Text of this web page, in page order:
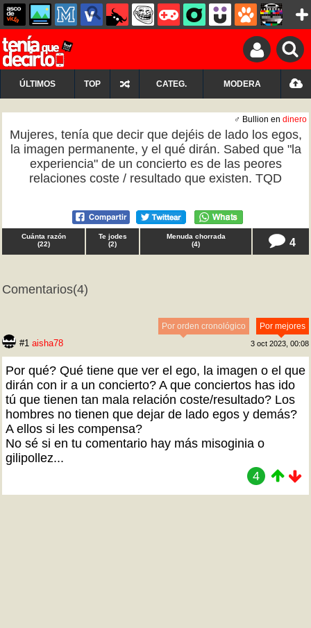
ÚLTIMOS TOP CATEG. MODERA
♂ Bullion en dinero
Mujeres, tenía que decir que dejéis de lado los egos,
la imagen permanente, y el qué dirán. Sabed que "la
experiencia" de un concierto es de las peores
relaciones coste / resultado que existen. TQD
Cuánta razón
(22)
Te jodes
(2)
Menuda chorrada
(4) 4
Comentarios(4)
Por mejores
Por orden cronológico
#1 aisha78 3 oct 2023, 00:08
Por qué? Qué tiene que ver el ego, la imagen o el que
dirán con ir a un concierto? A que conciertos has ido
tú que tienen tan mala relación coste/resultado? Los
hombres no tienen que dejar de lado egos y demás?
A ellos si les compensa?
No sé si en tu comentario hay más misoginia o
gilipollez...
4